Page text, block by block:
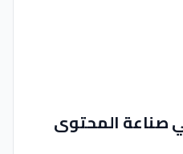
صناعة المحتوى